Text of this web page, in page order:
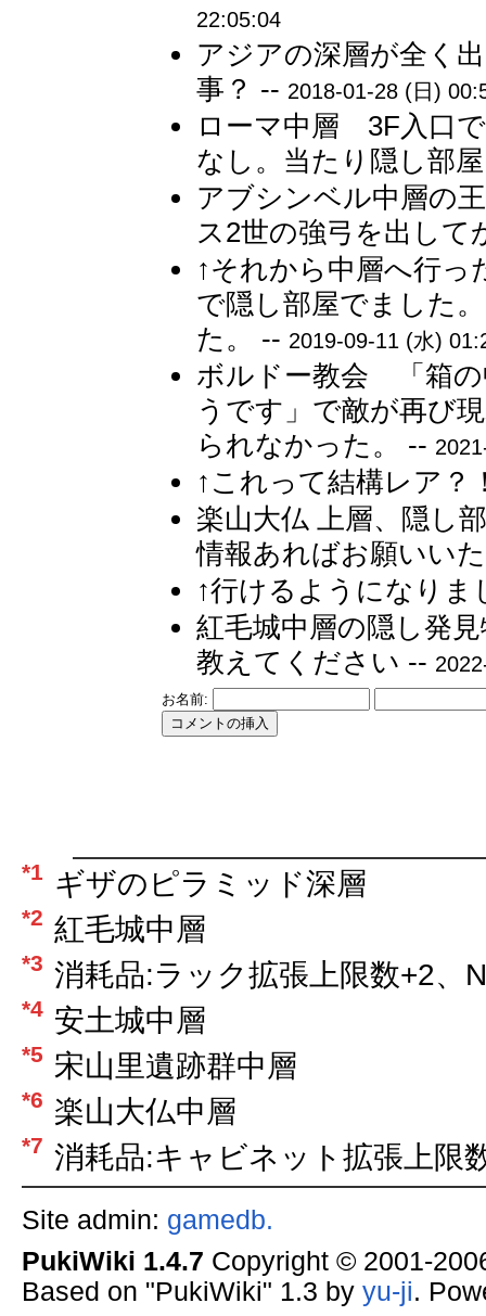
22:05:04
アジアの深層が全く
事？ -- 2018-01-28 (日)
ローマ中層 3F入口
なし。当たり隠し部
アブシンベル中層の
ス2世の強弓を出し
↑それから中層へ行っ
で隠し部屋でました
た。 -- 2019-09-11 (水)
ボルドー教会 「箱の
うです」で敵が再び
られなかった。 --
↑これって結構レア？
楽山大仏 上層、隠し
情報あればお願いい
↑行けるようになり
紅毛城中層の隠し発
教えてください --
お名前:
*1 ギザのピラミッド深層
*2 紅毛城中層
*3 消耗品:ラック拡張上限数+2、
*4 安土城中層
*5 宋山里遺跡群中層
*6 楽山大仏中層
*7 消耗品:キャビネット拡張上限
Site admin: gamedb.
PukiWiki 1.4.7 Copyright © 2001-
Based on "PukiWiki" 1.3 by yu-ji.